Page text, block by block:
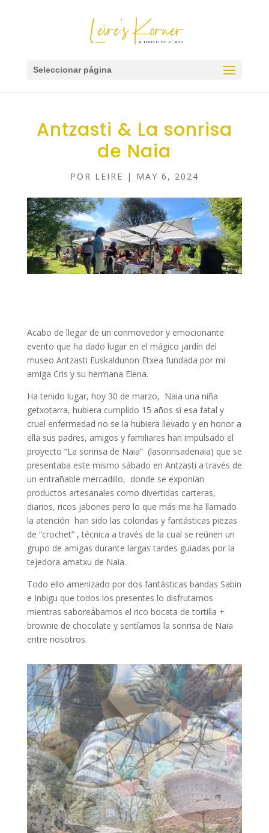
Seleccionar página
Antzasti & La sonrisa
de Naia
POR LEIRE | MAY 6, 2024
Acabo de llegar de un conmovedor y emocionante
evento que ha dado lugar en el mágico jardín del
museo Antzasti Euskaldunon Etxea fundada por mi
amiga Cris y su hermana Elena.
Ha tenido lugar, hoy 30 de marzo, Naia una niña
getxotarra, hubiera cumplido 15 años si esa fatal y
cruel enfermedad no se la hubiera llevado y en honor a
ella sus padres, amigos y familiares han impulsado el
proyecto “La sonrisa de Naia” (lasonrisadenaia) que se
presentaba este mismo sábado en Antzasti a través de
un entrañable mercadillo, donde se exponían
productos artesanales como divertidas carteras,
diarios, ricos jabones pero lo que más me ha llamado
la atención han sido las coloridas y fantásticas piezas
de “crochet” , técnica a través de la cual se reúnen un
grupo de amigas durante largas tardes guiadas por la
tejedora amatxu de Naia.
Todo ello amenizado por dos fantásticas bandas Sabin
e Inbigu que todos los presentes lo disfrutamos
mientras saboreábamos el rico bocata de tortilla +
brownie de chocolate y sentíamos la sonrisa de Naia
entre nosotros.